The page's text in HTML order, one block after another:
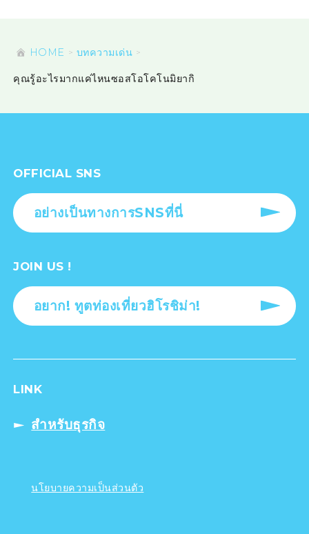
HOME บทความเด่น
คุณรู้อะไรมากแค่ไหนซอสโอโคโนมิยากิ
OFFICIAL SNS
อย่างเป็นทางการSNSที่นี่
JOIN US !
อยาก! ทูตท่องเที่ยวฮิโรชิม่า!
LINK
สำหรับธุรกิจ
นโยบายความเป็นส่วนตัว